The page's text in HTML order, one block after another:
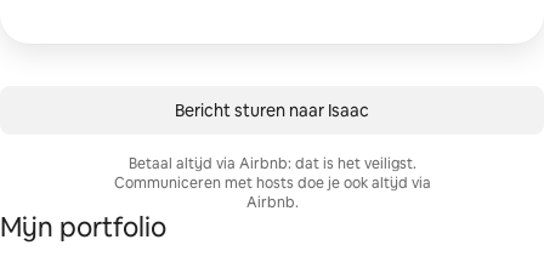
Bericht sturen naar Isaac
Betaal altijd via Airbnb: dat is het veiligst.
Communiceren met hosts doe je ook altijd via
Airbnb.
Mijn portfolio